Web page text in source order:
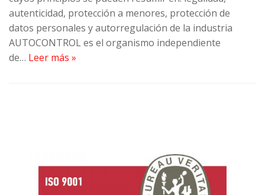
autenticidad, protección a menores, protección de
datos personales y autorregulación de la industria
AUTOCONTROL es el organismo independiente
de… Leer más »